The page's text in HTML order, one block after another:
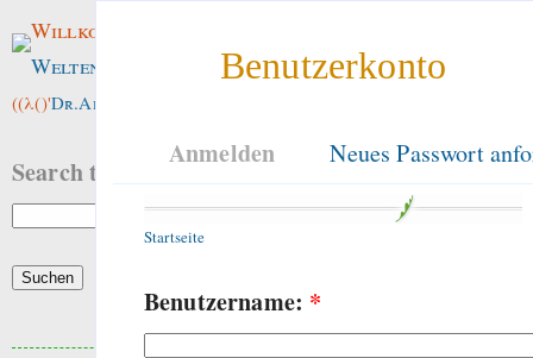
Benutzerkonto
Anmelden Neues Passwort
Startseite
Benutzername: *
Willkommen im
Weltenwald
((λ()'Dr.ArneBab
Search this site:
Beliebte Inhalte